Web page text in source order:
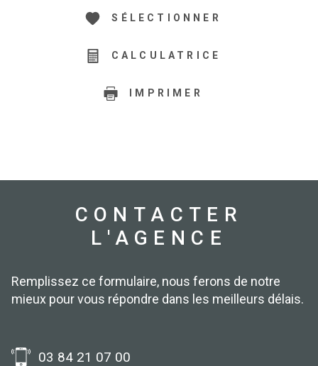
SÉLECTIONNER
CALCULATRICE
IMPRIMER
CONTACTER
L'AGENCE
Remplissez ce formulaire, nous ferons de notre
mieux pour vous répondre dans les meilleurs délais.
03 84 21 07 00